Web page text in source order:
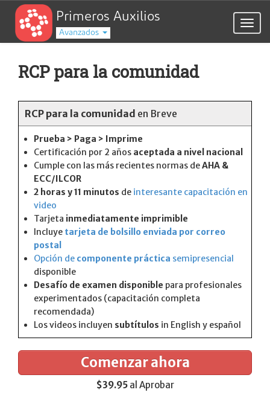
Primeros Auxilios
Avanzados
RCP para la comunidad
RCP para la comunidad en Breve
Prueba > Paga > Imprime
Certificación por 2 años aceptada a nivel nacional
Cumple con las más recientes normas deAHA &
ECC/ILCOR
2 horas y 11 minutos de interesante capacitación en
video
Tarjeta inmediatamente imprimible
Incluye tarjeta de bolsillo enviada por correo
postal
Opción de componente práctica semipresencial
disponible
Desafío de examen disponible para profesionales
experimentados (capacitación completa
recomendada)
Los videos incluyen subtítulos in English y español
Comenzar ahora
$39.95al Aprobar